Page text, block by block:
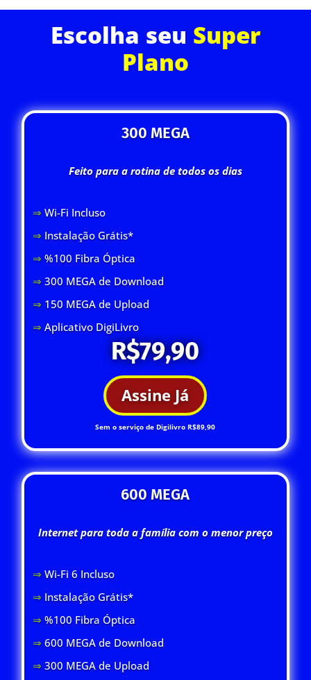
Escolha seu Super
Plano
300 MEGA
Feito para a rotina de todos os dias
⇒ Wi-Fi Incluso
⇒ Instalação Grátis*
⇒ %100 Fibra Óptica
⇒ 300 MEGA de Download
⇒ 150 MEGA de Upload
⇒Aplicativo DigiLivro
R$79,90
Assine Já
Sem o serviço de Digilivro R$89,90
600 MEGA
Internet para toda a família com o menor preço
⇒ Wi-Fi 6 Incluso
⇒ Instalação Grátis*
⇒ %100 Fibra Óptica
⇒ 600 MEGA de Download
⇒300 MEGA de Upload